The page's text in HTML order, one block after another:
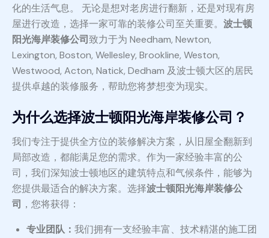
化的生活气息。 无论是想对老房进行翻新，还是对现有房
屋进行改造，选择一家可靠的装修公司至关重要。 波士顿
阳光海岸装修公司致力于为 Needham, Newton,
Lexington, Boston, Wellesley, Brookline, Weston,
Westwood, Acton, Natick, Dedham 及波士顿大区的居民
提供卓越的装修服务，帮助您将梦想变为现实。
为什么选择波士顿阳光海岸装修公司？
我们专注于提供全方位的装修解决方案，从旧屋全翻新到
局部改造，都能满足您的需求。作为一家经验丰富的公
司，我们深知波士顿地区的建筑特点和气候条件，能够为
您提供最适合的解决方案。选择波士顿阳光海岸装修公
司 ，您将获得：
专业团队： 我们拥有一支经验丰富、技术精湛的施工团